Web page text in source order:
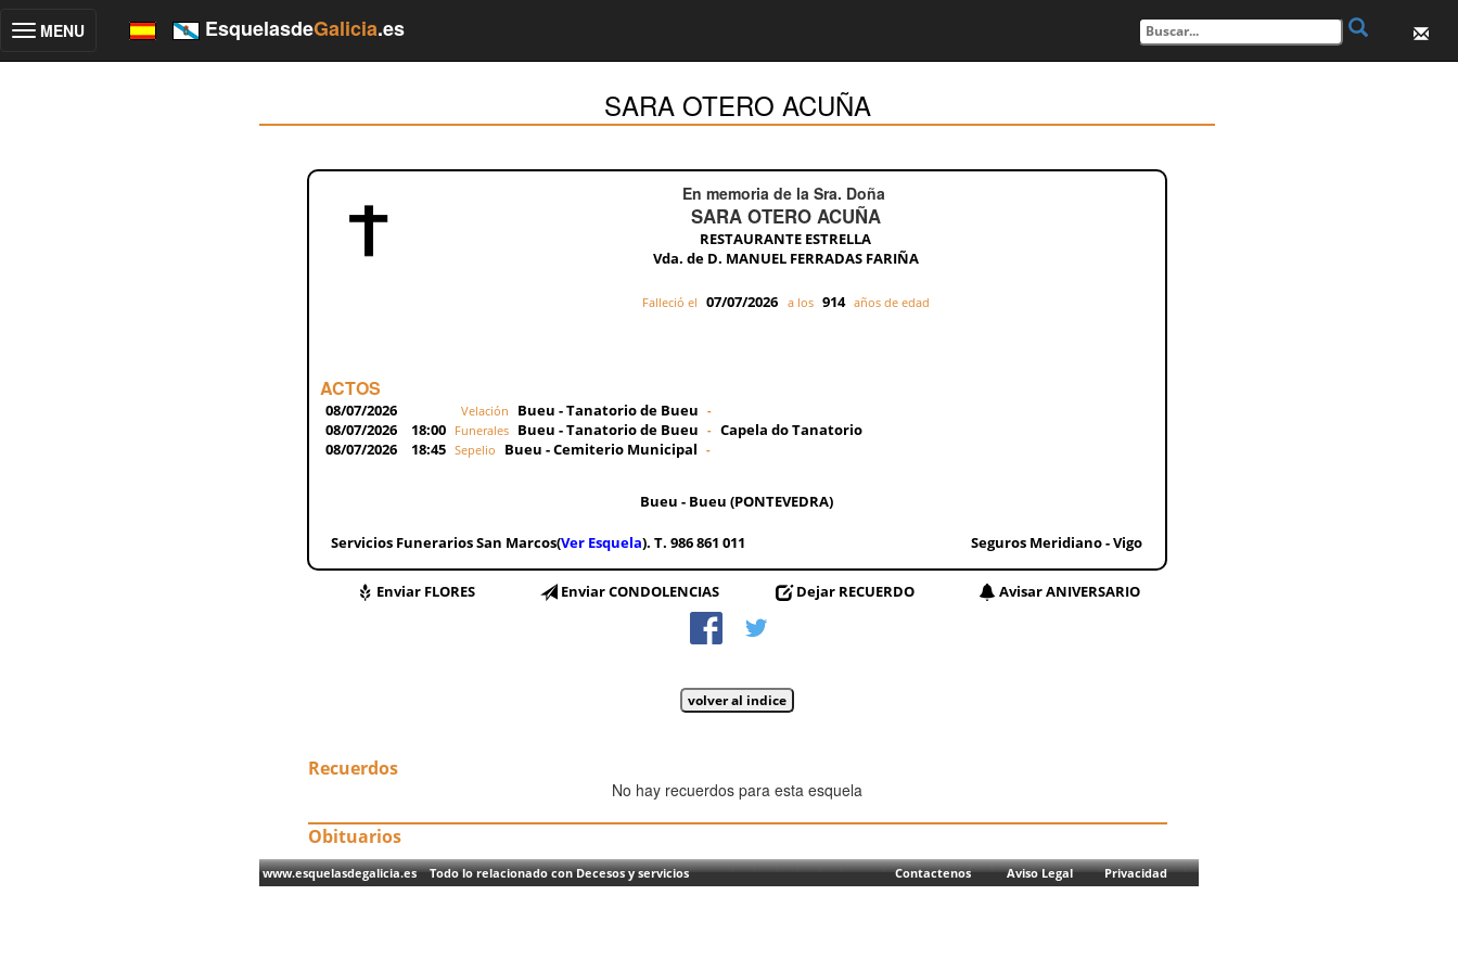
Toggle
MENU EsquelasdeGalicia.es
SARA OTERO ACUÑA
En memoria de la Sra. Doña
SARA OTERO ACUÑA
RESTAURANTE ESTRELLA
Vda. de D. MANUEL FERRADAS FARIÑA
Falleció el 07/07/2026 a los 914 años de edad
ACTOS
08/07/2026 Velación Bueu - Tanatorio de Bueu -
08/07/2026 18:00 Funerales Bueu - Tanatorio de Bueu - Capela do Tanatorio
08/07/2026
18:45 Sepelio Bueu - Cemiterio Municipal -
Bueu - Bueu (PONTEVEDRA)
Servicios Funerarios San Marcos(Ver Esquela). T. 986 861 011 Seguros Meridiano - Vigo
Enviar FLORES Enviar CONDOLENCIAS Dejar RECUERDO Avisar ANIVERSARIO
Recuerdos
No hay recuerdos para esta esquela
Obituarios
www.esquelasdegalicia.es Todo lo relacionado con Decesos y servicios Contactenos Aviso Legal Privacidad